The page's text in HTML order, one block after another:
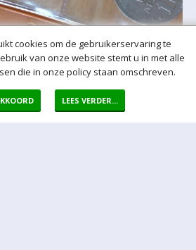
cookies om de gebruikerservaring te
van onze website stemt u in met alle
die in onze policy staan omschreven.
LEES VERDER...